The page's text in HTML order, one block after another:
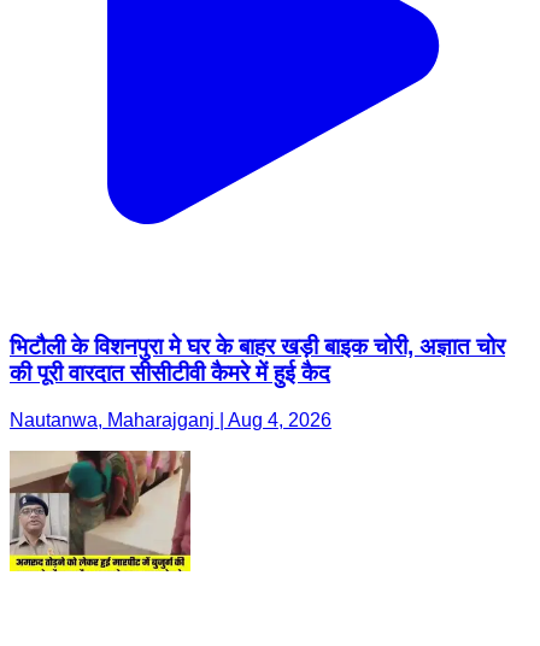
भिटौली के विशनपुरा मे घर के बाहर खड़ी बाइक चोरी, अज्ञात चोर
की पूरी वारदात सीसीटीवी कैमरे में हुई कैद
Nautanwa, Maharajganj | Aug 4, 2026